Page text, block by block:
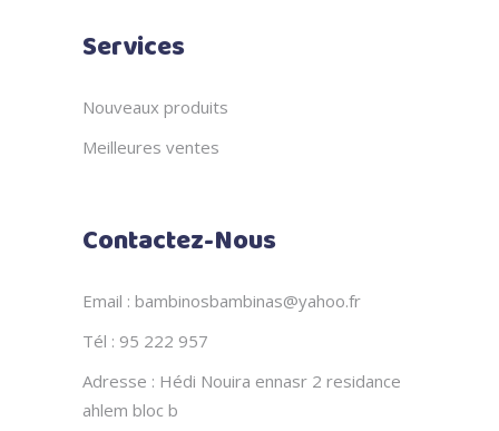
Services
Nouveaux produits
Meilleures ventes
Contactez-Nous
Email : bambinosbambinas@yahoo.fr
Tél : 95 222 957
Adresse : Hédi Nouira ennasr 2 residance
ahlem bloc b